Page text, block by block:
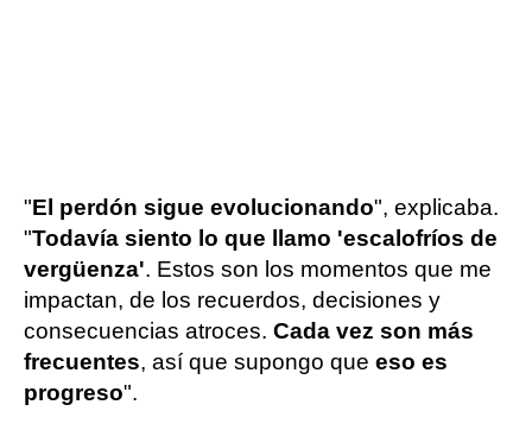
"El perdón sigue evolucionando", explicaba.
"Todavía siento lo que llamo 'escalofríos de
vergüenza'. Estos son los momentos que me
impactan, de los recuerdos, decisiones y
consecuencias atroces. Cada vez son más
frecuentes, así que supongo que eso es
progreso".